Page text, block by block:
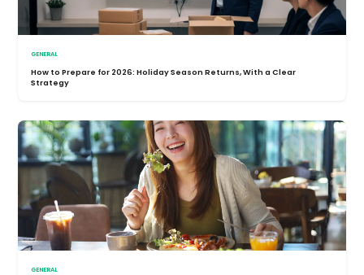
GENERAL
How to Prepare for 2026: Holiday Season Returns, With a Clear
Strategy
GENERAL